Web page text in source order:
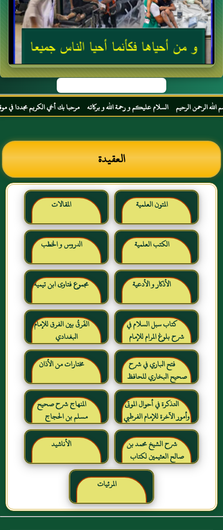
الرحمن الرحيم السلام عليكم و رحمة الله و بركاته مرحبا بك أخي الكريم مجددا في
العقيدة
المتون العلمية المقالات
الكتب العلمية الدروس و الخطب
الأذكار و الأدعية مجموع فتاوى ابن تيمية
كتاب سبل السلام في
شرح بلوغ المرام للإمام
الصنعاني رحمه الله
الفَرقُ بين الفرق للإمام
البغدادي
فتح الباري في شرح
صحيح البخاري للحافظ
ابن حجر العسقلاني
مختارات من الأذان
التذكرة في أحوال الموتى
وأمور الآخرة للإمام الفرطبي
رحمه الله
المنهاج شرح صحيح
مسلم بن الحجاج
شرح الشيخ محمد بن
صالح العثيمين لكتاب
رياض الصالحين للإمام
النووي رحمهم الله تعالى
الأناشيد
المرئيات